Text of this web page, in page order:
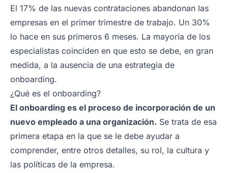
El 17% de las nuevas contrataciones abandonan las
empresas en el primer trimestre de trabajo. Un 30%
lo hace en sus primeros 6 meses. La mayoría de los
especialistas coinciden en que esto se debe, en gran
medida, a la ausencia de una estrategia de
onboarding.
¿Qué es el onboarding?
El onboarding es el proceso de incorporación de un
nuevo empleado a una organización. Se trata de esa
primera etapa en la que se le debe ayudar a
comprender, entre otros detalles, su rol, la cultura y
las políticas de la empresa.